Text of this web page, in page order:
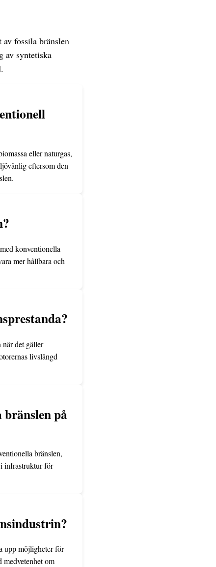
fossila bränslen
av syntetiska
eller naturgas,
eftersom den
konventionella
mer hållbara och
när det gäller
livslängd
på
bränslen,
infrastruktur för
upp möjligheter för
medvetenhet om